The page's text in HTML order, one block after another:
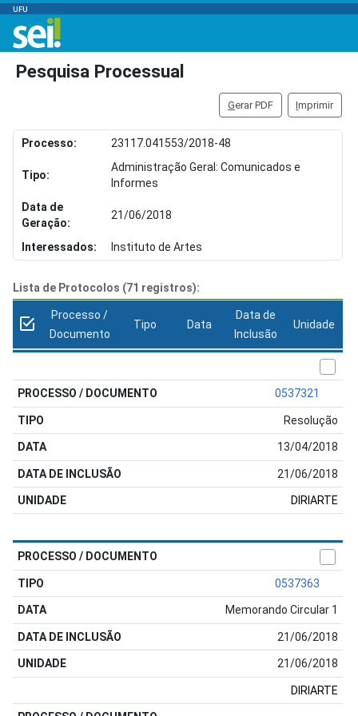
UFU
Pesquisa Processual
Gerar PDF Imprimir
Processo: 23117.041553/2018-48
Tipo:
Administração Geral: Comunicados e
Informes
Data de
Geração:
21/06/2018
Interessados: Instituto de Artes
Lista de Protocolos (71 registros):
Processo /
Documento
Tipo Data
Data de
Inclusão
Unidade
0537321
Resolução
13/04/2018
21/06/2018
DIRIARTE
0537363
Memorando Circular 1
21/06/2018
21/06/2018
DIRIARTE